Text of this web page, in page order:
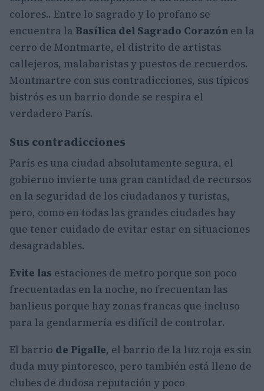
colores.. Entre lo sagrado y lo profano se
encuentra la Basílica del Sagrado Corazón en la
cerro de Montmarte, el distrito de artistas
callejeros, malabaristas y puestos de recuerdos.
Montmartre con sus contradicciones, sus típicos
bistrós es un barrio donde se respira el
verdadero París.
Sus contradicciones
París es una ciudad absolutamente segura, el
gobierno invierte una gran cantidad de recursos
en la seguridad de los ciudadanos y turistas,
pero, como en todas las grandes ciudades hay
que tener cuidado de evitar estar en situaciones
desagradables.
Evite las estaciones de metro porque son poco
frecuentadas en la noche, no frecuentan las
banlieus porque hay zonas francas que incluso
para la gendarmería es difícil de controlar.
El barrio de Pigalle, el barrio de la luz roja es sin
duda muy pintoresco, pero también está lleno de
clubes de dudosa reputación y poco